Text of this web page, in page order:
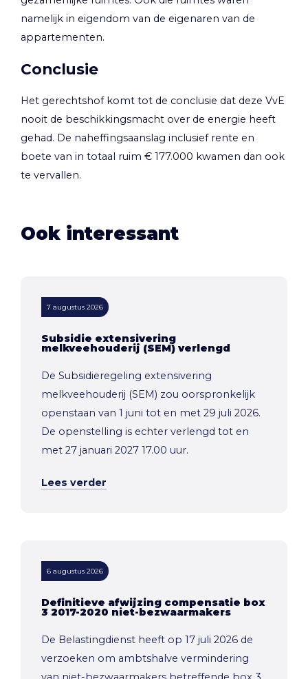
namelijk in eigendom van de eigenaren van de
appartementen.
Conclusie
Het gerechtshof komt tot de conclusie dat deze VvE
nooit de beschikkingsmacht over de energie heeft
gehad. De naheffingsaanslag inclusief rente en
boete van in totaal ruim € 177.000 kwamen dan ook
te vervallen.
Ook interessant
7 augustus 2026
Subsidie extensivering
melkveehouderij (SEM) verlengd
De Subsidieregeling extensivering
melkveehouderij (SEM) zou oorspronkelijk
openstaan van 1 juni tot en met 29 juli 2026.
De openstelling is echter verlengd tot en
met 27 januari 2027 17.00 uur.
Lees verder
6 augustus 2026
Definitieve afwijzing compensatie box
3 2017-2020 niet-bezwaarmakers
De Belastingdienst heeft op 17 juli 2026 de
verzoeken om ambtshalve vermindering